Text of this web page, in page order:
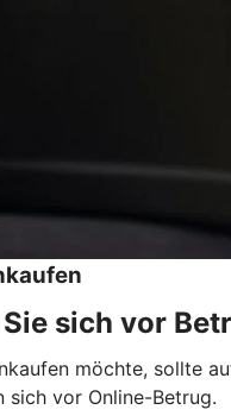
sich vor
möchte, sollte
sich vor Online-Betrug.